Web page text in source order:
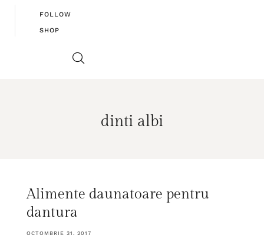
FOLLOW
SHOP
dinti albi
Alimente daunatoare pentru
dantura
OCTOMBRIE 31, 2017